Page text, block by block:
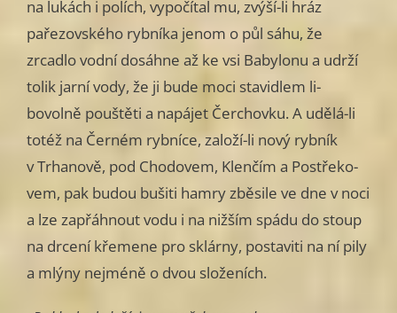
na lukách i polích, vypočítal mu, zvýší-li hráz
pařezovského rybníka jenom o půl sáhu, že
zrcadlo vodní dosáhne až ke vsi Babylonu a udrží
tolik jarní vody, že ji bude moci stavidlem li­
bovolně pouštěti a napájet Čerchovku. A udělá-li
totéž na Černém rybní­ce, založí-li nový rybník
v Trhanově, pod Chodovem, Klenčím a Postřeko­
vem, pak budou bušiti hamry zběsile ve dne v noci
a lze zapřáhnout vodu i na nižším spádu do stoup
na drcení křemene pro sklárny, postaviti na ní pily
a mlýny nejméně o dvou složeních.